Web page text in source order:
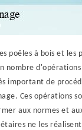
poêles à bois et les
nombre
important de
Ces opérations
aux normes et
ne les